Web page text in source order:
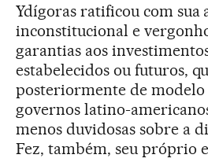
Ydígoras ratificou com sua
inconstitucional e
garantias aos
estabelecidos ou futuros,
posteriormente de
governos latino-
menos duvidosas sobre a
Fez, também, seu próprio